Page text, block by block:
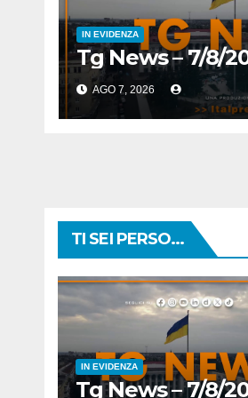
IN EVIDENZA
Tg News – 7/8/
AGO 7, 2026
TI SEI PERSO...
IN EVIDENZA
Tg News – 7/8/